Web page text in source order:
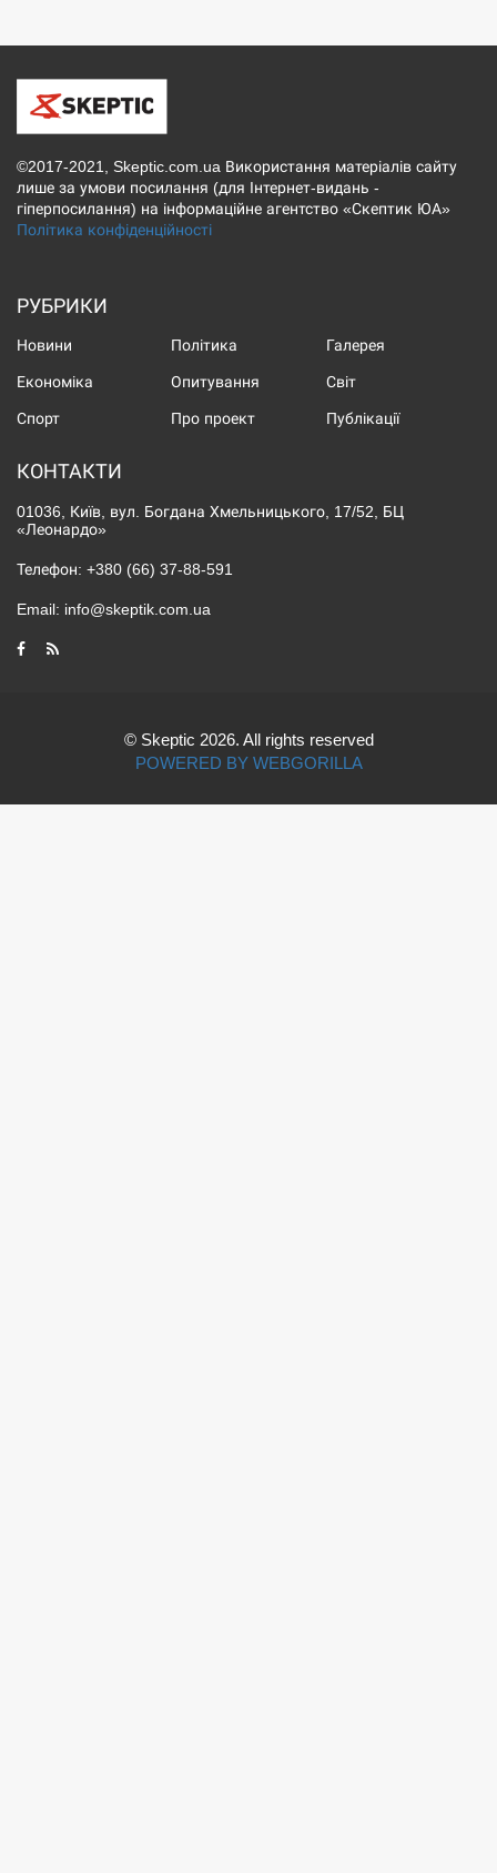
©2017-2021, Skeptic.com.ua Використання матеріалів сайту
лише за умови посилання (для Інтернет-видань -
гіперпосилання) на інформаційне агентство «Скептик ЮА»
Політика конфіденційності
РУБРИКИ
Новини Політика Галерея
Економіка Опитування Світ
Спорт Про проект Публікації
КОНТАКТИ
01036, Київ, вул. Богдана Хмельницького, 17/52, БЦ
«Леонардо»
Телефон: +380 (66) 37-88-591
Email: info@skeptik.com.ua
© Skeptic 2026. All rights reserved
POWERED BY WEBGORILLA